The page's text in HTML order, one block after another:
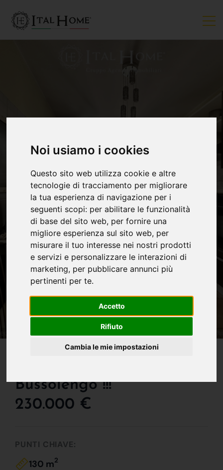
Noi usiamo i cookies
Questo sito web utilizza cookie e altre
tecnologie di tracciamento per migliorare
la tua esperienza di navigazione per i
seguenti scopi: per abilitare le funzionalità
di base del sito web, per fornire una
migliore esperienza sul sito web, per
misurare il tuo interesse nei nostri prodotti
e servizi e personalizzare le interazioni di
marketing, per pubblicare annunci più
pertinenti per te.
Accetto
Rifiuto
Cambia le mie impostazioni
VENDUTO
Bussolengo !!!
230.000 €
PUNTI CHIAVE:
130 m2